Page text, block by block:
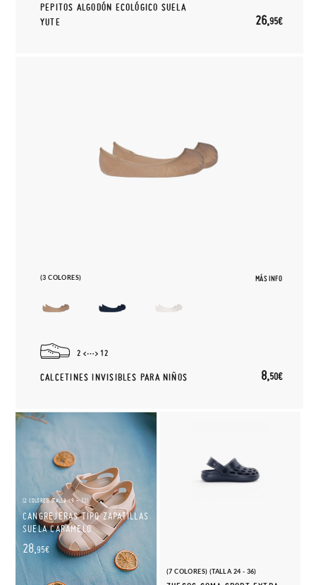
PEPITOS ALGODÓN ECOLÓGICO SUELA
YUTE
26,95€
(3 COLORES) MÁS INFO
2 12
CALCETINES INVISIBLES PARA NIÑOS 8,50€
(2 COLORES) (TALLA 19 - 32)
CANGREJERAS TIPO ZAPATILLAS
SUELA CARAMELO
28, 95€
(7 COLORES) (TALLA 24 - 36)